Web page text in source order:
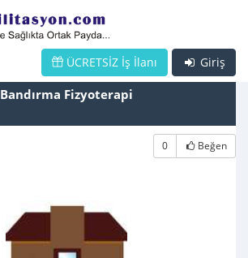
Giriş
ÜCRETSİZ İş İlanı
Bandırma Fizyoterapi
0 Beğen